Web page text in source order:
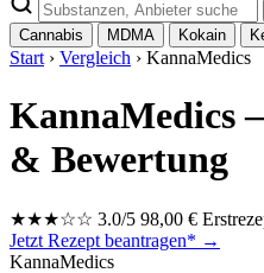
Cannabis
MDMA Kokain
Start › Vergleich › KannaMedics
KannaMedics
& Bewertung
★★★☆☆ 3.0/5 98,00 €
Jetzt Rezept beantragen* →
KannaMedics